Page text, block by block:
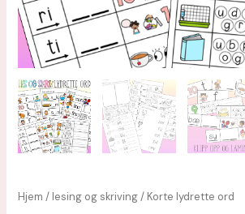
Hjem / lesing og skriving/ Korte lydrette ord